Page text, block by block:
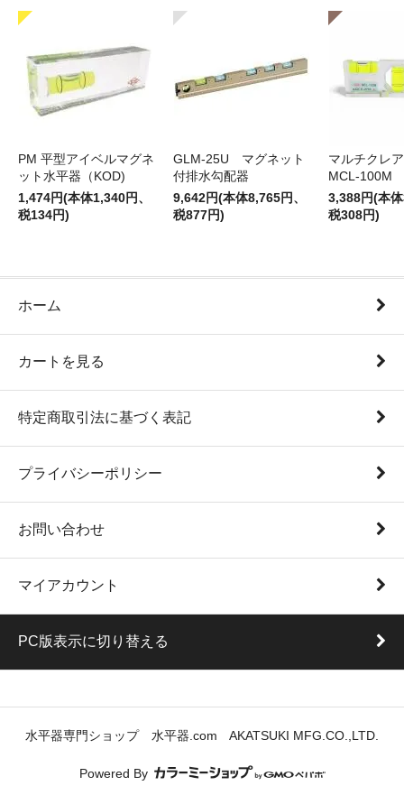
PM 平型アイベルマグネ
ット水平器（KOD)
1,474円(本体1,340円、
税134円)
GLM-25U マグネット
付排水勾配器
9,642円(本体8,765円、
税877円)
マルチクレ
MCL-100M
3,388円(本
税308円)
ホーム
カートを見る
特定商取引法に基づく表記
プライバシーポリシー
お問い合わせ
マイアカウント
PC版表示に切り替える
水平器専門ショップ 水平器.com AKATSUKI MFG.CO.,LTD.
Powered By